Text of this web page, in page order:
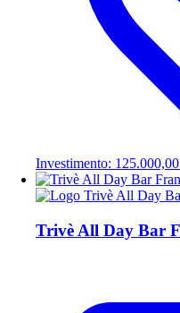
Investimento:
Trivè All Day Bar